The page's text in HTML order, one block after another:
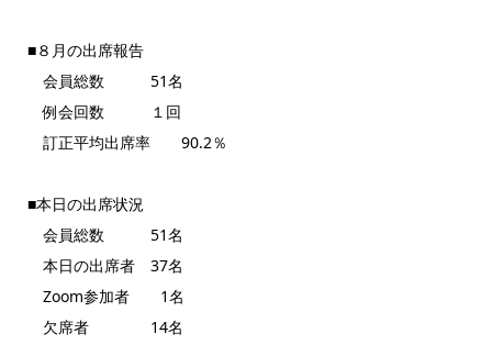
■８月の出席報告
会員総数 51名
例会回数 １回
訂正平均出席率 90.2％
■本日の出席状況
会員総数 51名
本日の出席者 37名
Zoom参加者 1名
欠席者 14名